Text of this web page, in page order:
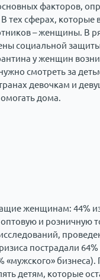
факторов,
тех сферах, которые
– женщины. В
социальной
у женщин
смотреть за
девочкам и
дома.
женщинам: 44%
и розничную
пострадали 64%
бизнеса).
детям, которые